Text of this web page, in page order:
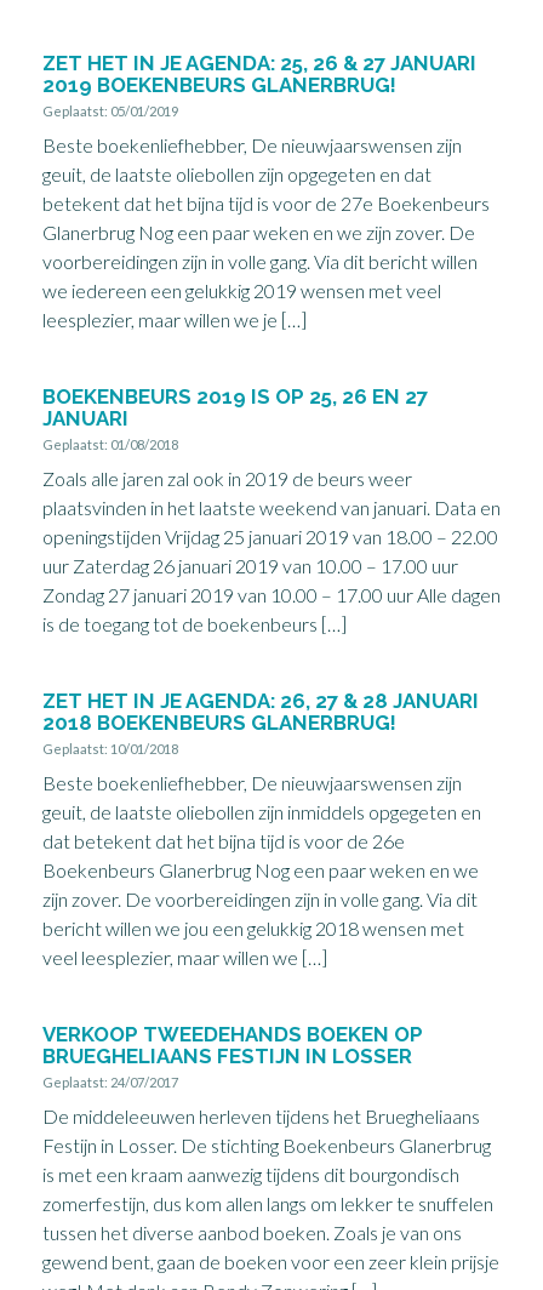
ZET HET IN JE AGENDA: 25, 26 & 27 JANUARI
2019 BOEKENBEURS GLANERBRUG!
Geplaatst: 05/01/2019
Beste boekenliefhebber, De nieuwjaarswensen zijn
geuit, de laatste oliebollen zijn opgegeten en dat
betekent dat het bijna tijd is voor de 27e Boekenbeurs
Glanerbrug Nog een paar weken en we zijn zover. De
voorbereidingen zijn in volle gang. Via dit bericht willen
we iedereen een gelukkig 2019 wensen met veel
leesplezier, maar willen we je […]
BOEKENBEURS 2019 IS OP 25, 26 EN 27
JANUARI
Geplaatst: 01/08/2018
Zoals alle jaren zal ook in 2019 de beurs weer
plaatsvinden in het laatste weekend van januari. Data en
openingstijden Vrijdag 25 januari 2019 van 18.00 – 22.00
uur Zaterdag 26 januari 2019 van 10.00 – 17.00 uur
Zondag 27 januari 2019 van 10.00 – 17.00 uur Alle dagen
is de toegang tot de boekenbeurs […]
ZET HET IN JE AGENDA: 26, 27 & 28 JANUARI
2018 BOEKENBEURS GLANERBRUG!
Geplaatst: 10/01/2018
Beste boekenliefhebber, De nieuwjaarswensen zijn
geuit, de laatste oliebollen zijn inmiddels opgegeten en
dat betekent dat het bijna tijd is voor de 26e
Boekenbeurs Glanerbrug Nog een paar weken en we
zijn zover. De voorbereidingen zijn in volle gang. Via dit
bericht willen we jou een gelukkig 2018 wensen met
veel leesplezier, maar willen we […]
VERKOOP TWEEDEHANDS BOEKEN OP
BRUEGHELIAANS FESTIJN IN LOSSER
Geplaatst: 24/07/2017
De middeleeuwen herleven tijdens het Bruegheliaans
Festijn in Losser. De stichting Boekenbeurs Glanerbrug
is met een kraam aanwezig tijdens dit bourgondisch
zomerfestijn, dus kom allen langs om lekker te snuffelen
tussen het diverse aanbod boeken. Zoals je van ons
gewend bent, gaan de boeken voor een zeer klein prijsje